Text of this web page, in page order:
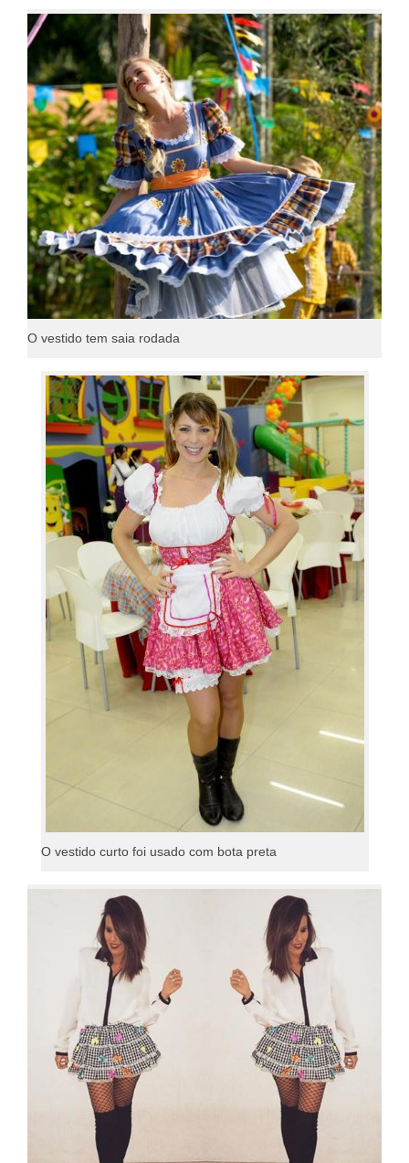
O vestido tem saia rodada
O vestido curto foi usado com bota preta